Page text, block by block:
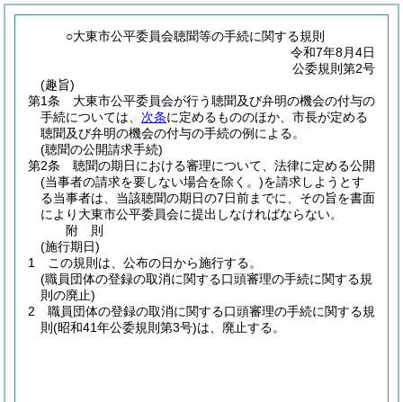
○大東市公平委員会聴聞等の手続に関する規則
令和7年8月4日
公委規則第2号
(趣旨)
第1条
大東市公平委員会が行う聴聞及び弁明の機会の付与の
手続については、 次条に定めるもののほか、市長が定める
聴聞及び弁明の機会の付与の手続の例による。
(聴聞の公開請求手続)
第2条
聴聞の期日における審理について、法律に定める公開
(当事者の請求を要しない場合を除く。)を請求しようとす
る当事者は、当該聴聞の期日の7日前までに、その旨を書面
により大東市公平委員会に提出しなければならない。
附 則
(施行期日)
1
この規則は、公布の日から施行する。
(職員団体の登録の取消に関する口頭審理の手続に関する規
則の廃止)
2
職員団体の登録の取消に関する口頭審理の手続に関する規
則 (昭和41年公委規則第3号)は、廃止する。